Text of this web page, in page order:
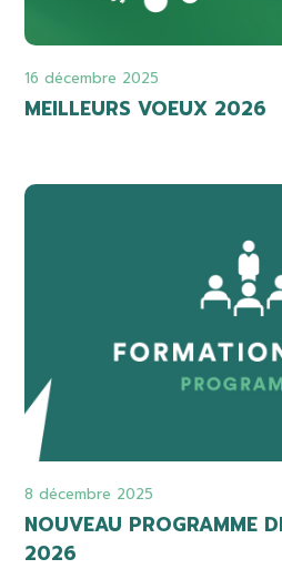
16 décembre 2025
MEILLEURS VOEUX 2026
8 décembre 2025
NOUVEAU PROGRAMME
2026